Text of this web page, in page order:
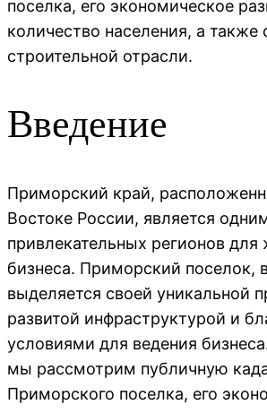
поселка, его экономическое
количество населения, а также
строительной отрасли.
Введение
Приморский край,
Востоке России, является
привлекательных регионов для
бизнеса. Приморский поселок,
выделяется своей уникальной
развитой инфраструктурой и
условиями для ведения
мы рассмотрим публичную
Приморского поселка, его